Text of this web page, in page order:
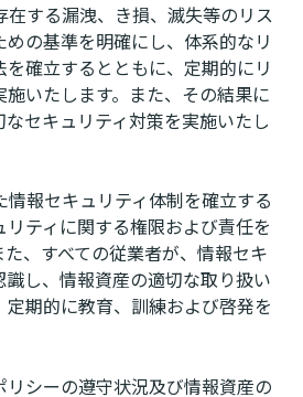
在する漏洩、き損、滅失等のリス
の基準を明確にし、体系的なリ
確立するとともに、定期的にリ
いたします。また、その結果に
セキュリティ対策を実施いたし
報セキュリティ体制を確立する
ティに関する権限および責任を
、すべての従業者が、情報セキ
し、情報資産の適切な取り扱い
期的に教育、訓練および啓発を
シーの遵守状況及び情報資産の